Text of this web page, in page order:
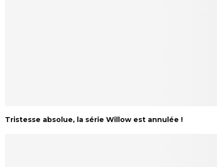
Tristesse absolue, la série Willow est annulée !